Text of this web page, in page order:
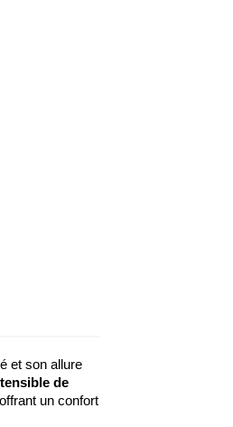
et son allure
de
un confort